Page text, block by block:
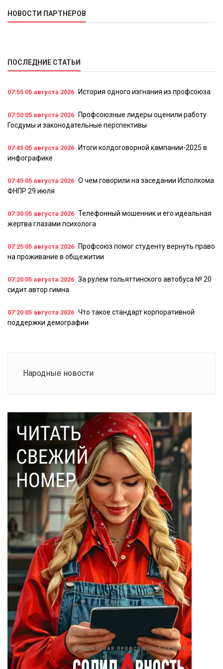
НОВОСТИ ПАРТНЕРОВ
ПОСЛЕДНИЕ СТАТЬИ
07:55 05 августа 2026 История одного изгнания из профсоюза
07:50 05 августа 2026
Профсоюзные лидеры оценили работу
Госдумы и законодательные перспективы
07:45 05 августа 2026
Итоги колдоговорной кампании-2025 в
инфографике
07:45 05 августа 2026 О чем говорили на заседании Исполкома
ФНПР 29 июля
07:30 05 августа 2026 Телефонный мошенник и его идеальная
жертва глазами психолога
07:25 05 августа 2026
Профсоюз помог студенту вернуть право
на проживание в общежитии
07:20 05 августа 2026 За рулем тольяттинского автобуса № 20
сидит автор гимна
07:20 05 августа 2026 Что такое стандарт корпоративной
поддержки демографии
Народные новости